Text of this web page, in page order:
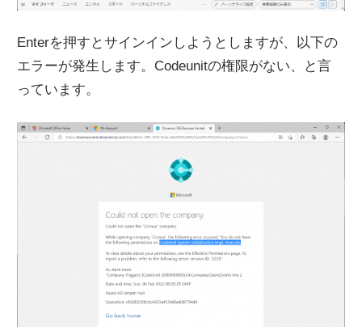
Enterを押すとサインインしようとしますが、以下の
エラーが発生します。Codeunitの権限がない、と言
っています。